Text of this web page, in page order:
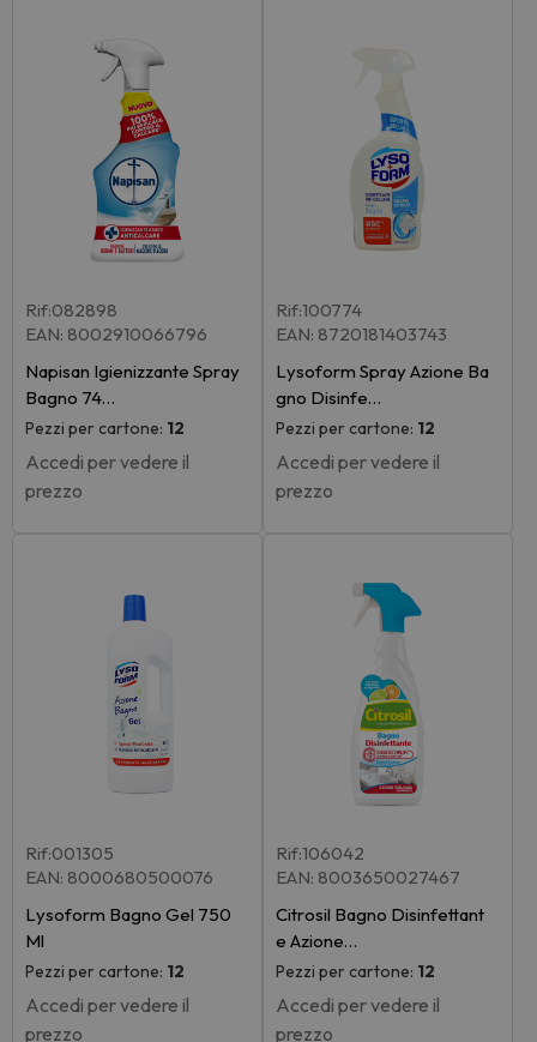
Rif:082898
EAN: 8002910066796
Napisan Igienizzante Spray
Bagno 74…
Pezzi per cartone: 12
Accedi per vedere il
prezzo
Rif:100774
EAN: 8720181403743
Lysoform Spray Azione Ba
gno Disinfe…
Pezzi per cartone: 12
Accedi per vedere il
prezzo
Rif:001305
EAN: 8000680500076
Lysoform Bagno Gel 750
Ml
Pezzi per cartone: 12
Accedi per vedere il
prezzo
Rif:106042
EAN: 8003650027467
Citrosil Bagno Disinfettant
e Azione…
Pezzi per cartone: 12
Accedi per vedere il
prezzo